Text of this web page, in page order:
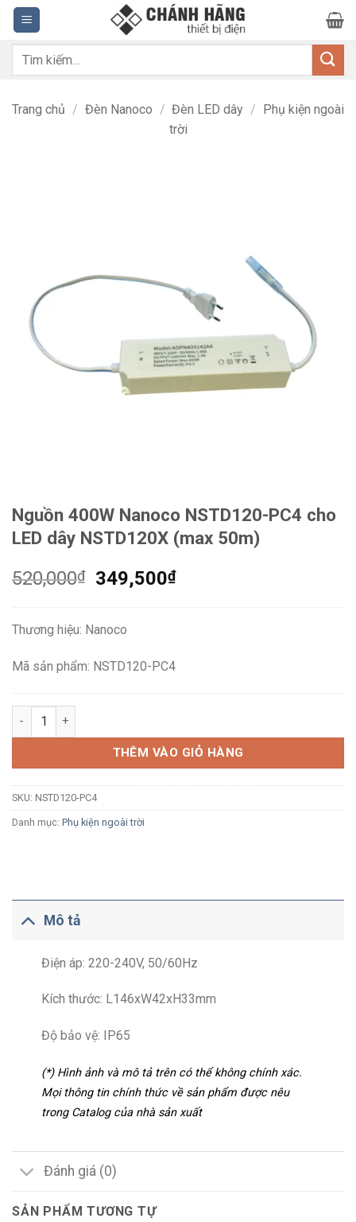
Bỏ
qua
nội
dung
Tìm
Trang chủ / Đèn Nanoco / Đèn LED dây / Phụ kiện ngoài
trời
Nguồn 400W Nanoco NSTD120-PC4 cho
LED dây NSTD120X (max 50m)
520,000₫
Giá
520,000₫.
349,500₫Giá
Thương hiệu: Nanoco
Mã sản phẩm: NSTD120-PC4
Nguồn 400W Nanoco NSTD120-PC4 cho LED dây NSTD120X
THÊM VÀO GIỎ HÀNG
SKU: NSTD120-PC4
Danh mục: Phụ kiện ngoài trời
Mô tả
Điện áp: 220-240V, 50/60Hz
Kích thước: L146xW42xH33mm
Độ bảo vệ: IP65
(*) Hình ảnh và mô tả trên có thể không chính xác.
Mọi thông tin chính thức về sản phẩm được nêu
trong Catalog của nhà sản xuất
Đánh giá (0)
SẢN PHẨM TƯƠNG TỰ